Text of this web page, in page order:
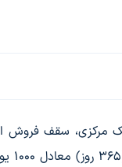
مرکزی، سقف فروش